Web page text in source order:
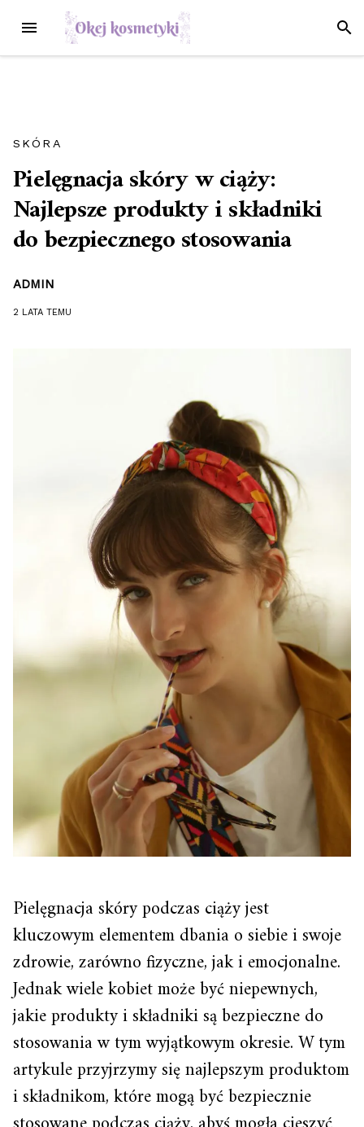
treści
MENU
SKÓRA
Pielęgnacja skóry w ciąży:
Najlepsze produkty i składniki
do bezpiecznego stosowania
ADMIN
2 LATA TEMU
Pielęgnacja skóry podczas ciąży jest
kluczowym elementem dbania o siebie i swoje
zdrowie, zarówno fizyczne, jak i emocjonalne.
Jednak wiele kobiet może być niepewnych,
jakie produkty i składniki są bezpieczne do
stosowania w tym wyjątkowym okresie. W tym
artykule przyjrzymy się najlepszym produktom
i składnikom, które mogą być bezpiecznie